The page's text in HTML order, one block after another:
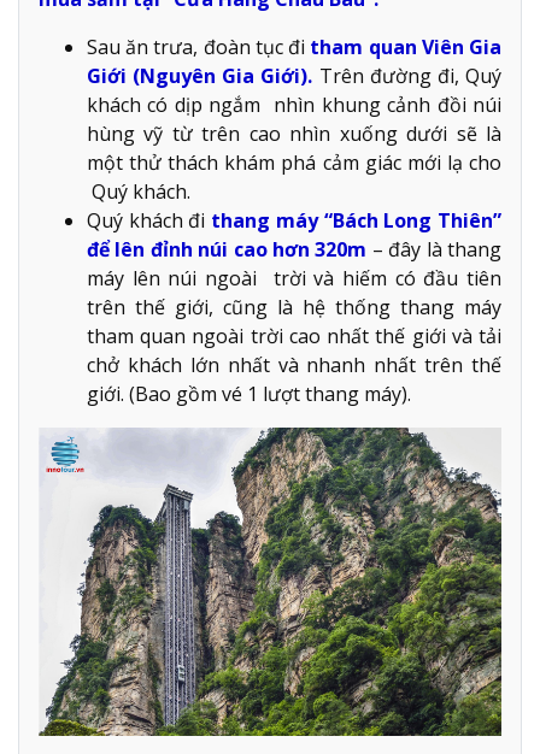
Sau ăn trưa, đoàn tục đi tham quan Viên Gia
Giới (Nguyên Gia Giới). Trên đường đi, Quý
khách có dịp ngắm nhìn khung cảnh đồi núi
hùng vỹ từ trên cao nhìn xuống dưới sẽ là
một thử thách khám phá cảm giác mới lạ cho
Quý khách.
Quý khách đi thang máy “Bách Long Thiên”
để lên đỉnh núi cao hơn 320m – đây là thang
máy lên núi ngoài trời và hiếm có đầu tiên
trên thế giới, cũng là hệ thống thang máy
tham quan ngoài trời cao nhất thế giới và tải
chở khách lớn nhất và nhanh nhất trên thế
giới. (Bao gồm vé 1 lượt thang máy).